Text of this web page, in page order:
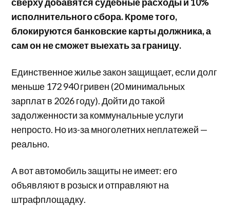
исполнительного сбора. Кроме того,
блокируются банковские карты должника, а
сам он не сможет выехать за границу.
Единственное жилье закон защищает, если долг
меньше 172 940 гривен (20 минимальных
зарплат в 2026 году). Дойти до такой
задолженности за коммунальные услуги
непросто. Но из-за многолетних неплатежей —
реально.
А вот автомобиль защиты не имеет: его
объявляют в розыск и отправляют на
штрафплощадку.